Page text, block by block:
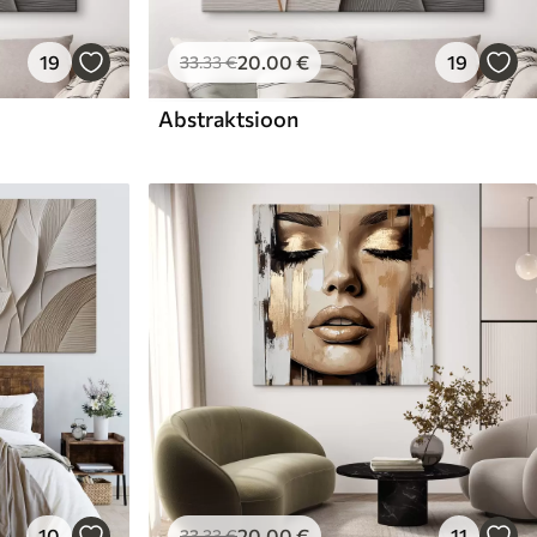
19 33.33€20.00 € 19
Abstraktsioon